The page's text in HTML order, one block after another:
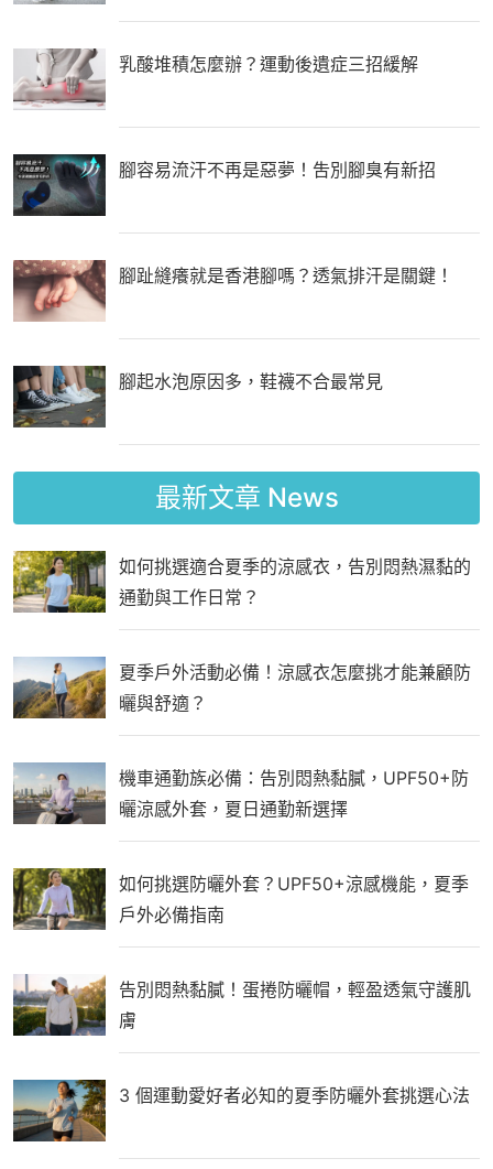
乳酸堆積怎麼辦？運動後遺症三招緩解
腳容易流汗不再是惡夢！吿別腳臭有新招
腳趾縫癢就是香港腳嗎？透氣排汗是關鍵！
腳起水泡原因多，鞋襪不合最常見
最新文章 News
如何挑選適合夏季的涼感衣，告別悶熱濕黏的
通勤與工作日常？
夏季戶外活動必備！涼感衣怎麼挑才能兼顧防
曬與舒適？
機車通勤族必備：告別悶熱黏膩，UPF50+防
曬涼感外套，夏日通勤新選擇
如何挑選防曬外套？UPF50+涼感機能，夏季
戶外必備指南
告別悶熱黏膩！蛋捲防曬帽，輕盈透氣守護肌
膚
3 個運動愛好者必知的夏季防曬外套挑選心法